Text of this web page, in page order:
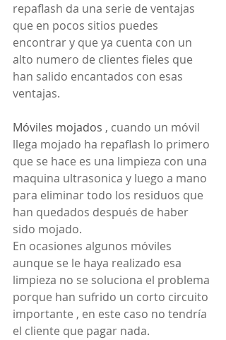
repaflash da una serie de ventajas
que en pocos sitios puedes
encontrar y que ya cuenta con un
alto numero de clientes fieles que
han salido encantados con esas
ventajas.
Móviles mojados , cuando un móvil
llega mojado ha repaflash lo primero
que se hace es una limpieza con una
maquina ultrasonica y luego a mano
para eliminar todo los residuos que
han quedados después de haber
sido mojado.
En ocasiones algunos móviles
aunque se le haya realizado esa
limpieza no se soluciona el problema
porque han sufrido un corto circuito
importante , en este caso no tendría
el cliente que pagar nada.